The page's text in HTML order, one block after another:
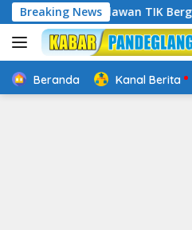
Langsung
ke
konten
Breaking News
Relawan TIK Bergerak
Beranda Kanal Berita